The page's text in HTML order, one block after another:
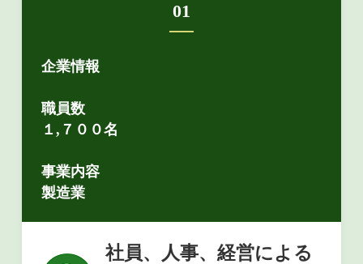
01
企業情報
職員数
１,７００名
事業内容
製造業
社員、人事、経営による